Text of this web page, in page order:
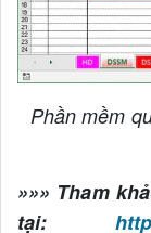
Phần mềm
»»» Tham
tại: